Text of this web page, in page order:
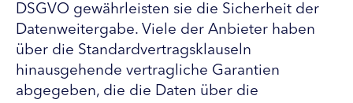
DSGVO gewährleisten sie die Sicherheit der
Datenweitergabe. Viele der Anbieter haben
über die Standardvertragsklauseln
hinausgehende vertragliche Garantien
abgegeben, die die Daten über die